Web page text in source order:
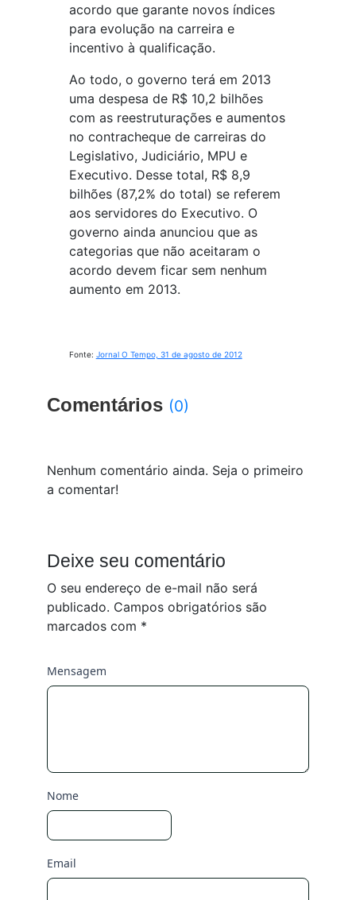
acordo que garante novos índices
para evolução na carreira e
incentivo à qualificação.
Ao todo, o governo terá em 2013
uma despesa de R$ 10,2 bilhões
com as reestruturações e aumentos
no contracheque de carreiras do
Legislativo, Judiciário, MPU e
Executivo. Desse total, R$ 8,9
bilhões (87,2% do total) se referem
aos servidores do Executivo. O
governo ainda anunciou que as
categorias que não aceitaram o
acordo devem ficar sem nenhum
aumento em 2013.
Fonte: Jornal O Tempo, 31 de agosto de 2012
Comentários (0)
Nenhum comentário ainda. Seja o primeiro
a comentar!
Deixe seu comentário
O seu endereço de e-mail não será
publicado. Campos obrigatórios são
marcados com *
Mensagem
Nome
Email